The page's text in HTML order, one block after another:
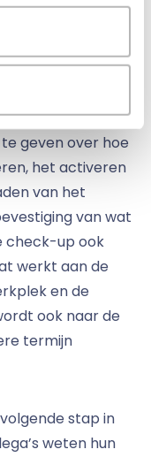
verbeteringen
voor de lange
geven over hoe
het activeren
van het
van wat
check-up ook
werkt aan de
en de
ook naar de
termijn
stap in
weten hun